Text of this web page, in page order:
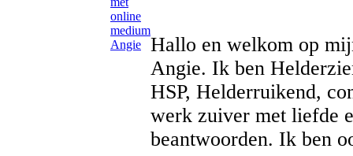
Hallo en welkom op
Angie. Ik ben
HSP, Helderruikend,
werk zuiver met liefde
beantwoorden. Ik ben